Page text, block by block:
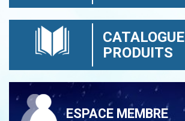
CATALOGUE
PRODUITS
ESPACE MEMBRE